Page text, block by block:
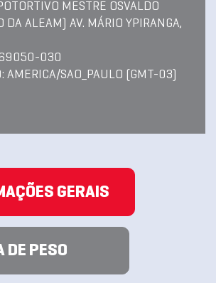
MESTRE OSVALDO
DA ALEAM) AV. MÁRIO YPIRANGA,
69050-030
AMERICA/SAO_PAULO (GMT-03)
GERAIS
DE PESO